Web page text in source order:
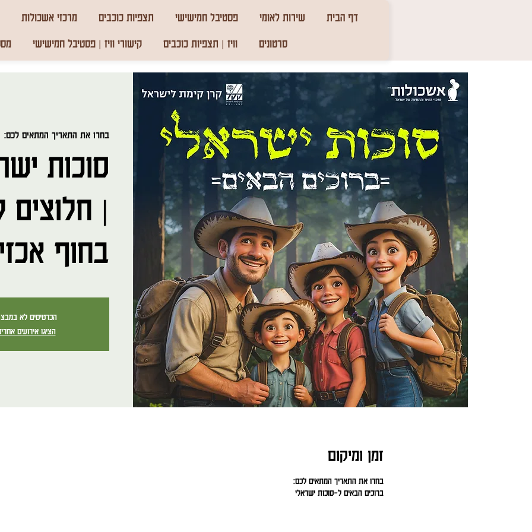
דף הבית שירות לאומי פסטיבל חמישישי תצפיות כוכבים
מרכזי אשכולות
סרטונים
וויז | תצפיות כוכבים קישורי וויז | פסטיבל חמישישי
בחרו את התאריך המתאים לכם:
סוכות
| חלוצים
בחוף
הכרטיסים לא
הציגו אירועים
זמן ומיקום
בחרו את התאריך המתאים לכם:
ברוכים הבאים ל-סוכות ישראלי